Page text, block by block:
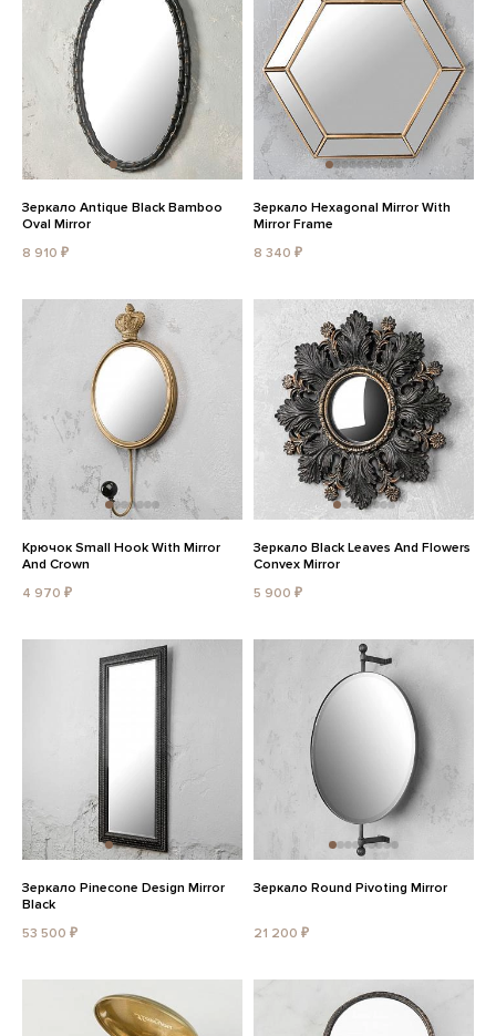
Зеркало Antique Black Bamboo
Oval Mirror
8 910 ₽
Зеркало Hexagonal Mirror With
Mirror Frame
8 340 ₽
Крючок Small Hook With Mirror
And Crown
4 970 ₽
Зеркало Black Leaves And Flowers
Convex Mirror
5 900 ₽
Зеркало Pinecone Design Mirror
Black
53 500 ₽
Зеркало Round Pivoting Mirror
21 200 ₽